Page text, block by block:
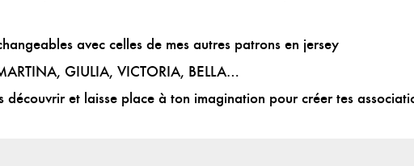
avec celles de mes autres patrons en jersey
, GIULIA, VICTORIA, BELLA…
découvrir et laisse place à ton imagination pour créer tes